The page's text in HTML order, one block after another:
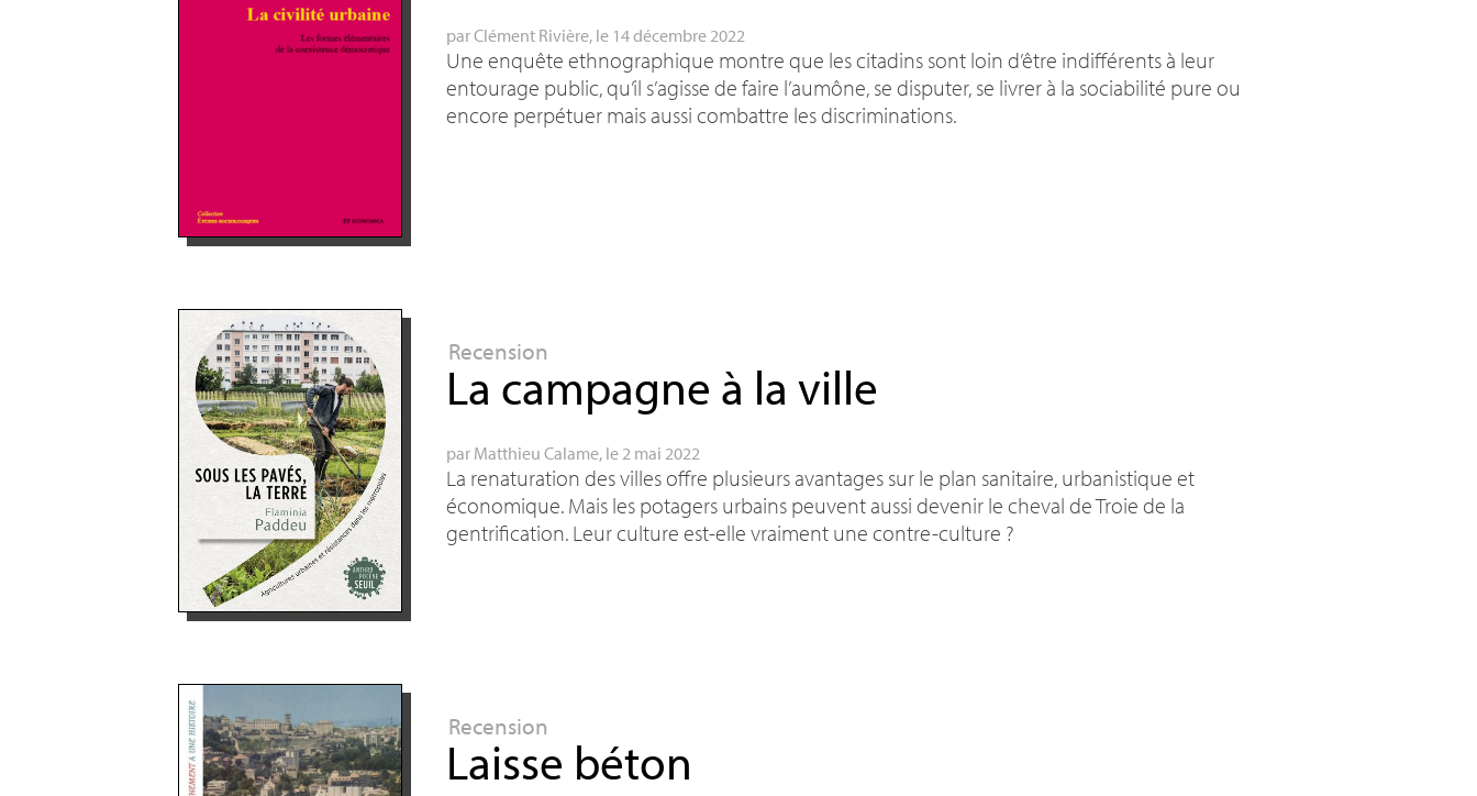
parClément Rivière, le 14 décembre 2022
Une enquête ethnographique montre que les citadins sont loin d’être indifférents à leur
entourage public, qu’il s’agisse de faire l’aumône, se disputer, se livrer à la sociabilité pure ou
encore perpétuer mais aussi combattre les discriminations.
Recension
La campagne à la ville
par Matthieu Calame, le 2 mai 2022
La renaturation des villes offre plusieurs avantages sur le plan sanitaire, urbanistique et
économique. Mais les potagers urbains peuvent aussi devenir le cheval de Troie de la
gentrification. Leur culture est-elle vraiment une contre-culture ?
Recension
Laisse béton